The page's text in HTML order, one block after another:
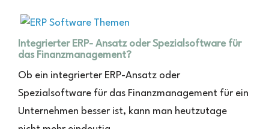
Integrierter ERP- Ansatz oder Spezialsoftware für
das Finanzmanagement?
Ob ein integrierter ERP-Ansatz oder
Spezialsoftware für das Finanzmanagement für ein
Unternehmen besser ist, kann man heutzutage